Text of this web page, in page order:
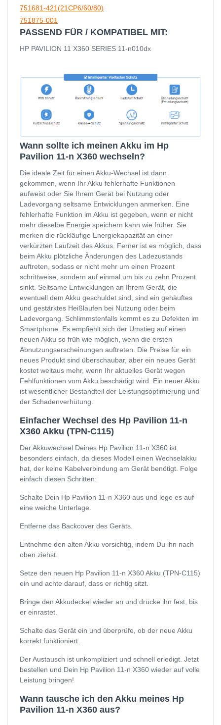
751681-421(21CP6/60/80)
751875-001
PASSEND FÜR / KOMPATIBEL MIT:
HP PAVILION 11 X360 SERIES 11-n010dx
Wann sollte ich meinen Akku im Hp
Pavilion 11-n X360 wechseln?
Die ideale Zeit für einen Akku-Wechsel ist dann
gekommen, wenn Ihr Akku fehlerhafte Funktionen
aufweist oder Sie Ihrem Gerät bei Nutzung oder
Ladevorgang seltsame Entwicklungen anmerken. Eine
fehlerhafte Funktion im Akku ist gegeben, wenn er nicht
mehr dieselbe Energie speichern kann wie früher. Sie
merken die rückläufige Energiekapazität an einer
verkürzten Laufzeit des Akkus. Ferner ist es möglich, dass
beim Akku plötzliche Änderungen des Ladezustands
auftreten, sodass er nicht mehr um einen Prozent
schrittweise, sondern auf einmal um bis zu zehn Prozent
sinkt. Seltsame Entwicklungen an Ihrem Gerät, die
eventuell dem Akku geschuldet sind, sind ein gehäuftes
und gestärktes Heißlaufen bei Nutzung oder beim
Ladevorgang. Schlimmstenfalls kommt es zu Defekten im
Smartphone. Es empfiehlt sich der Umstieg auf einen
neuen Akku so früh wie möglich, wenn die ersten
Abnutzungserscheinungen auftreten. Die Preise für ein
neues Produkt sind überschaubar, aber ein neues Gerät
kostet weitaus mehr, wenn Ihr aktuelles Gerät wegen
Fehlfunktionen vom Akku beschädigt wird. Ein neuer Akku
ist wesentlicher Bestandteil der Leistungsoptimierung und
der Schadenverhütung.
Einfacher Wechsel des Hp Pavilion 11-n
X360 Akku (TPN-C115)
Der Akkuwechsel Deines Hp Pavilion 11-n X360 ist
besonders einfach, da dieses Modell einen Wechselakku
hat, der keine Kabelverbindung am Gerät benötigt. Folge
einfach diesen Schritten:
Schalte Dein Hp Pavilion 11-n X360 aus und lege es auf
eine weiche Unterlage.
Entferne das Backcover des Geräts.
Entnehme den alten Akku vorsichtig, indem Du ihn nach
oben ziehst.
Setze den neuen Hp Pavilion 11-n X360 Akku (TPN-C115)
ein und achte darauf, dass er richtig sitzt.
Bringe den Akkudeckel wieder an und drücke ihn fest, bis
er einrastet.
Schalte das Gerät ein und überprüfe, ob der neue Akku
korrekt funktioniert.
Der Austausch ist unkompliziert und schnell erledigt. Jetzt
bestellen und Dein Hp Pavilion 11-n X360 wieder auf volle
Leistung bringen!
Wann tausche ich den Akku meines Hp
Pavilion 11-n X360 aus?